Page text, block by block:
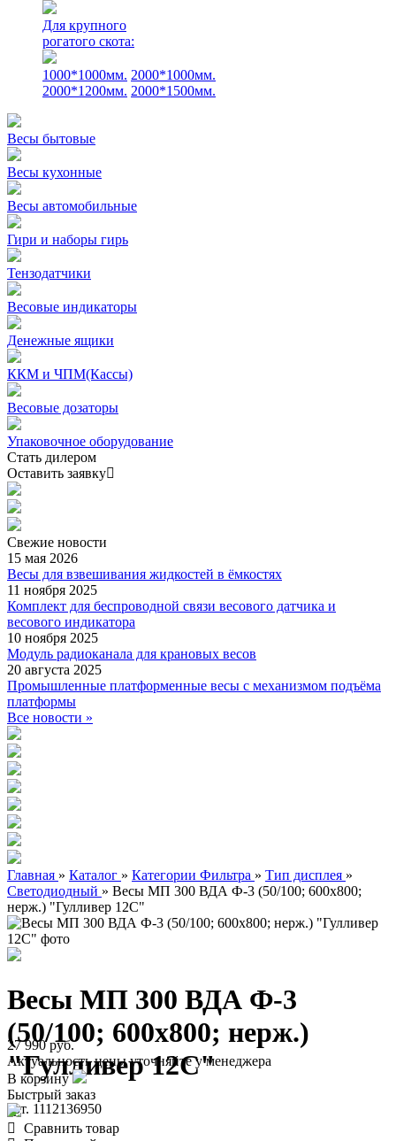
Для крупного
рогатого скота:
1000*1000мм. 2000*1000мм.
2000*1200мм. 2000*1500мм.
Весы бытовые
Весы кухонные
Весы автомобильные
Гири и наборы гирь
Тензодатчики
Весовые индикаторы
Денежные ящики
ККМ и ЧПМ(Кассы)
Весовые дозаторы
Упаковочное оборудование
Стать дилером
Оставить заявку
Свежие новости
15 мая 2026
Весы для взвешивания жидкостей в ёмкостях
11 ноября 2025
Комплект для беспроводной связи весового датчика и
весового индикатора
10 ноября 2025
Модуль радиоканала для крановых весов
20 августа 2025
Промышленные платформенные весы с механизмом подъёма
платформы
Все новости »
Главная » Каталог » Категории Фильтра » Тип дисплея »
Светодиодный » Весы МП 300 ВДА Ф-3 (50/100; 600х800;
нерж.) "Гулливер 12С"
Весы МП 300 ВДА Ф-3
(50/100; 600х800; нерж.)
"Гулливер 12С"
арт. 1112136950
27 990 руб.
Актуальность цены уточняйте у менеджера
В корзину
Быстрый заказ
Сравнить товар